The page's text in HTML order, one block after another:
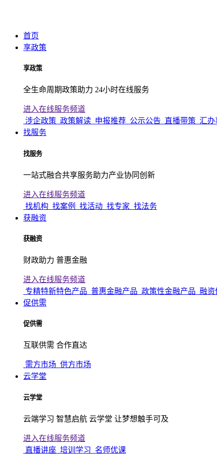
首页
享政策
享政策
全生命周期政策助力 24小时在线服务
进入在线服务频道
涉企政策 政策解读 申报推荐 公示公告 直播带策 汇办
找服务
找服务
一站式融合共享服务助力产业协同创新
进入在线服务频道
找机构 找案例 找活动 找专家 找法务
获融资
获融资
财政助力 普惠金融
进入在线服务频道
专精特新特色产品 普惠金融产品 政策性金融产品 融资
促供需
促供需
互联供需 合作直达
需方市场 供方市场
云学堂
云学堂
云端学习 智慧启航 云学堂 让梦想触手可及
进入在线服务频道
直播讲座 培训学习 名师优课